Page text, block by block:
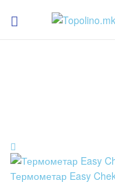
Термометар Easy